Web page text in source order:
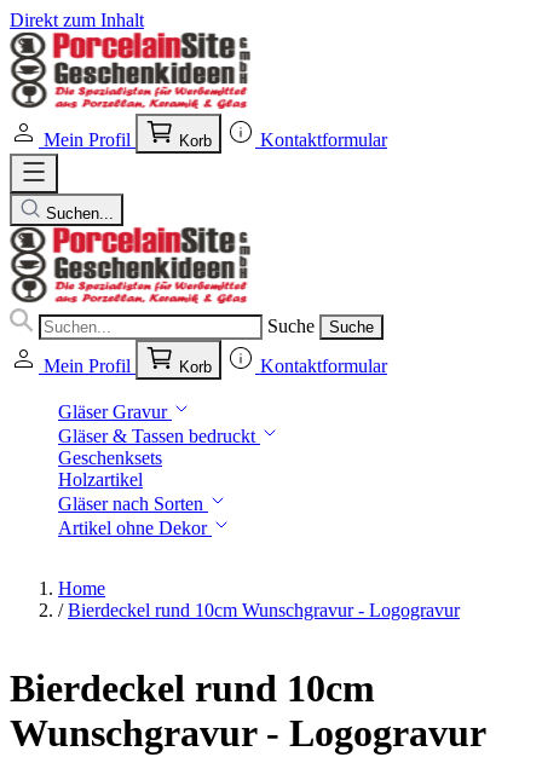
Direkt zum Inhalt
Mein Profil Korb Kontaktformular
Suchen...
Suche Suche
Mein Profil Korb Kontaktformular
Gläser Gravur
Gläser & Tassen bedruckt
Geschenksets
Holzartikel
Gläser nach Sorten
Artikel ohne Dekor
Home
/ Bierdeckel rund 10cm Wunschgravur - Logogravur
Bierdeckel rund 10cm
Wunschgravur - Logogravur